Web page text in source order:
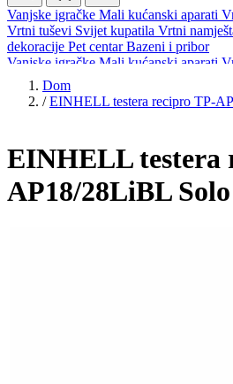
Vanjske igračke Mali kućanski aparati
Vrtni tuševi Svijet kupatila Vrtni
dekoracije Pet centarBazeni i pribor
Vanjske igračke Mali kućanski aparati
Vrtni tuševi
dekoracijePet centar Bazeni i pribor
Dom
/ EINHELL testera recipro TP-
EINHELL testera
AP18/28LiBL